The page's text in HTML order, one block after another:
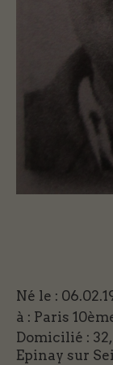
Né le :
à : Paris
Domicilié :
Epinay sur